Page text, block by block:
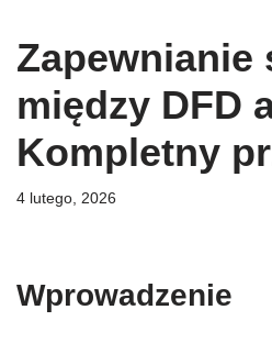
Zapewnianie
między DFD
Kompletny
4 lutego, 2026
Wprowadzenie